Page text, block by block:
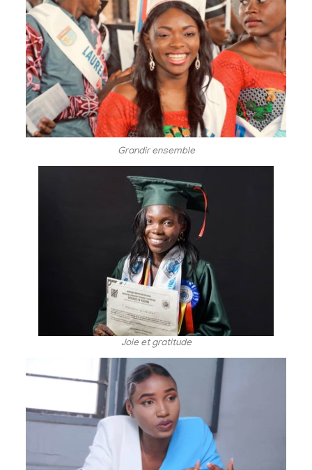
Grandir ensemble
Joie et gratitude